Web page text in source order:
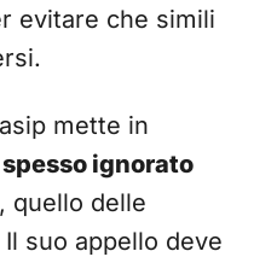
evitare che simili
mette in
spesso ignorato
, quello delle
suo appello deve